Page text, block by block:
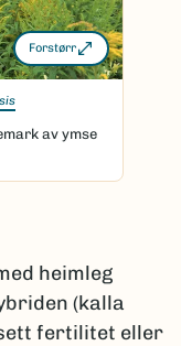
Forstørr
av ymse
heimleg
(kalla
fertilitet eller